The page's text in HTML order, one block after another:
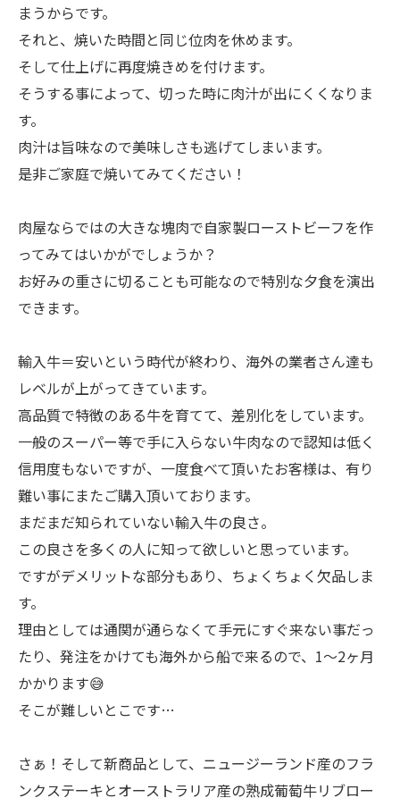
まうからです。
それと、焼いた時間と同じ位肉を休めます。
そして仕上げに再度焼きめを付けます。
そうする事によって、切った時に肉汁が出にくくなりま
す。
肉汁は旨味なので美味しさも逃げてしまいます。
是非ご家庭で焼いてみてください！
肉屋ならではの大きな塊肉で自家製ローストビーフを作
ってみてはいかがでしょうか？
お好みの重さに切ることも可能なので特別な夕食を演出
できます。
輸入牛＝安いという時代が終わり、海外の業者さん達も
レベルが上がってきています。
高品質で特徴のある牛を育てて、差別化をしています。
一般のスーパー等で手に入らない牛肉なので認知は低く
信用度もないですが、一度食べて頂いたお客様は、有り
難い事にまたご購入頂いております。
まだまだ知られていない輸入牛の良さ。
この良さを多くの人に知って欲しいと思っています。
ですがデメリットな部分もあり、ちょくちょく欠品しま
す。
理由としては通関が通らなくて手元にすぐ来ない事だっ
たり、発注をかけても海外から船で来るので、1〜2ヶ月
かかります😅
そこが難しいとこです…
さぁ！そして新商品として、ニュージーランド産のフラ
ンクステーキとオーストラリア産の熟成葡萄牛リブロー